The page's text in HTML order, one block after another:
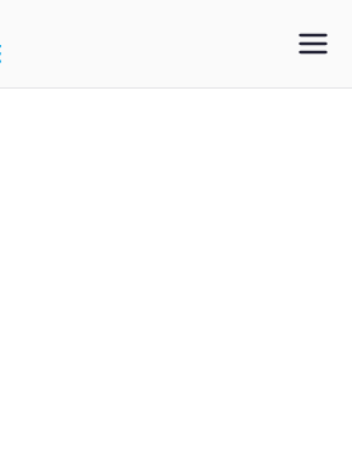
EncontrarSa